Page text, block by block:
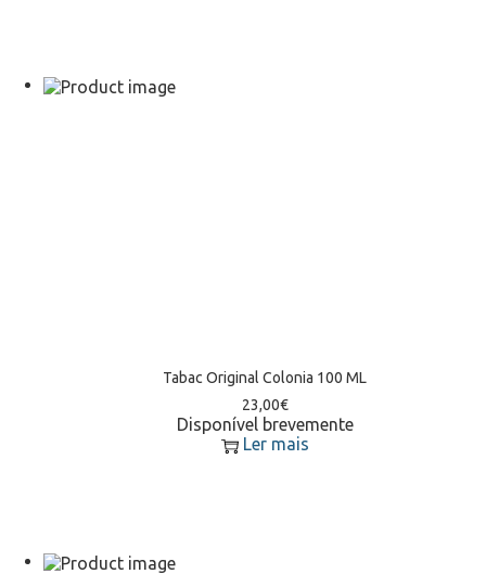
Tabac Original Colonia 100 ML
23,00€
Disponível brevemente
Ler mais